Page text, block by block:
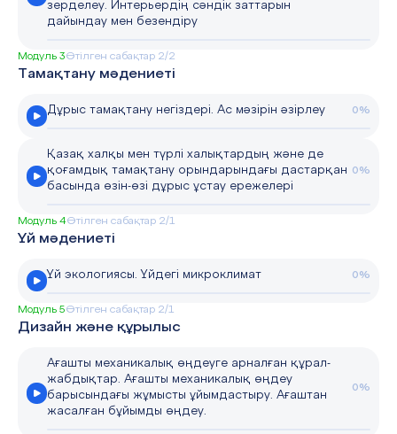
зерделеу. Интерьердің сәндік заттарын
дайындау мен безендіру
Модуль 3Өтілген сабақтар 2/2
Тамақтану мәдениеті
Дұрыс тамақтану негіздері. Ас мәзірін әзірлеу 0%
Қазақ халқы мен түрлі халықтардың және де
қоғамдық тамақтану орындарындағы дастарқан
басында өзін-өзі дұрыс ұстау ережелері
0%
Модуль 4Өтілген сабақтар 2/1
Үй мәдениеті
Үй экологиясы. Үйдегі микроклимат 0%
Модуль 5Өтілген сабақтар 2/1
Дизайн және құрылыс
Ағашты механикалық өңдеуге арналған құрал-
жабдықтар. Ағашты механикалық өңдеу
барысындағы жұмысты ұйымдастыру. Ағаштан
жасалған бұйымды өңдеу.
0%